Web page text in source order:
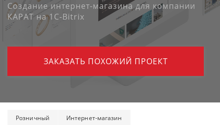
Создание интернет-магазина для компании
КАРАТ на 1C-Bitrix
ЗАКАЗАТЬ ПОХОЖИЙ ПРОЕКТ
Розничный Интернет-магазин